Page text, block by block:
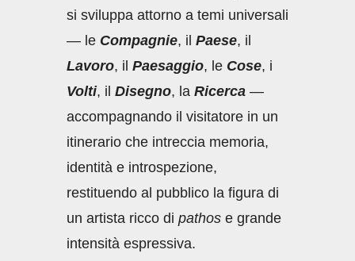
si sviluppa attorno a temi universali
— le Compagnie, il Paese, il
Lavoro, il Paesaggio, le Cose, i
Volti, il Disegno, la Ricerca —
accompagnando il visitatore in un
itinerario che intreccia memoria,
identità e introspezione,
restituendo al pubblico la figura di
un artista ricco di pathos e grande
intensità espressiva.